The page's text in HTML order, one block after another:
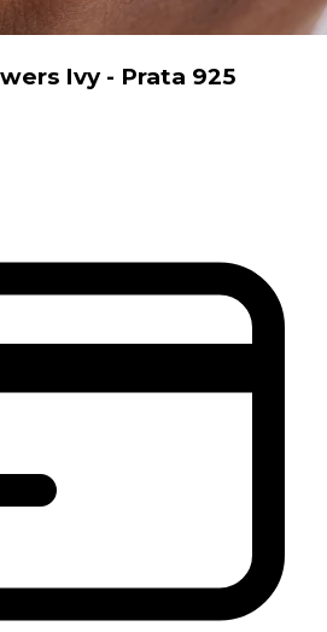
Ivy - Prata 925